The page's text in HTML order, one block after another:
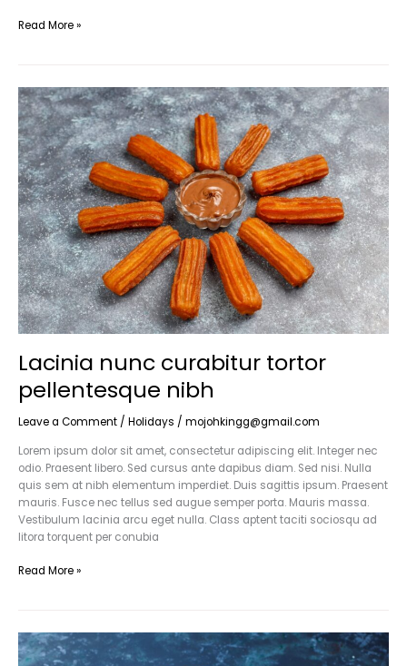
Read More »
Lacinia nunc curabitur tortor
pellentesque nibh
Leave a Comment / Holidays / mojohkingg@gmail.com
Lorem ipsum dolor sit amet, consectetur adipiscing elit. Integer nec
odio. Praesent libero. Sed cursus ante dapibus diam. Sed nisi. Nulla
quis sem at nibh elementum imperdiet. Duis sagittis ipsum. Praesent
mauris. Fusce nec tellus sed augue semper porta. Mauris massa.
Vestibulum lacinia arcu eget nulla. Class aptent taciti sociosqu ad
litora torquent per conubia
Lacinia
nunc
curabitur
tortor
pellentesque
nibh
Read More »
Integer
lacinia